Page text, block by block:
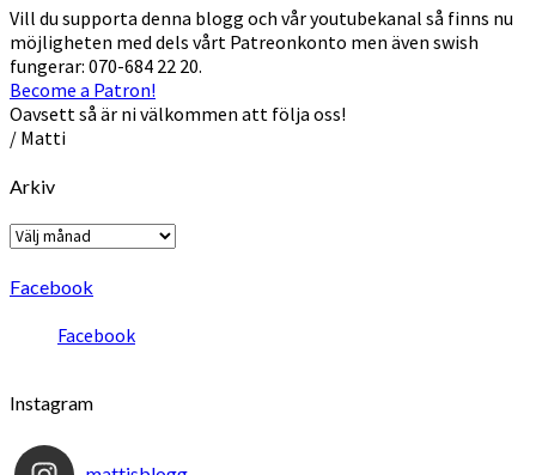
Vill du supporta denna blogg och vår youtubekanal så finns nu
möjligheten med dels vårt Patreonkonto men även swish
fungerar: 070-684 22 20.
Become a Patron!
Oavsett så är ni välkommen att följa oss!
/ Matti
Arkiv
Arkiv
Facebook
Facebook
Instagram